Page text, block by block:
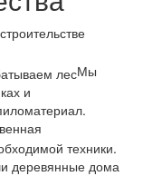
Мы
и
техники.
деревянные дома